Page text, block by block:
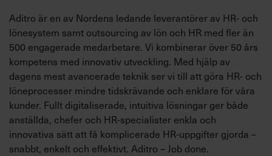
Aditro är en av Nordens ledande leverantörer av HR- och
lönesystem samt outsourcing av lön och HR med fler än
500 engagerade medarbetare. Vi kombinerar över 50 års
kompetens med innovativ utveckling. Med hjälp av
dagens mest avancerade teknik ser vi till att göra HR- och
löneprocesser mindre tidskrävande och enklare för våra
kunder. Fullt digitaliserade, intuitiva lösningar ger både
anställda, chefer och HR-specialister enkla och
innovativa sätt att få komplicerade HR-uppgifter gjorda –
snabbt, enkelt och effektivt. Aditro – Job done.